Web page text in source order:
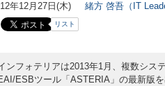
年12月27日(木) 緒方 啓吾（IT
リスト
ンフォテリアは2013年1月、複数シス
ESBツール「ASTERIA」の最新版を